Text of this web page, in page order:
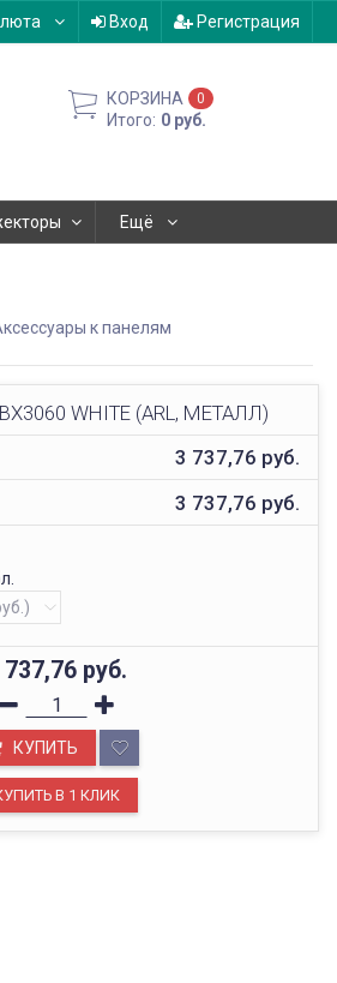
Вход Регистрация
КОРЗИНА 0
Итого: 0 руб.
Ещё
к панелям
WHITE (ARL, МЕТАЛЛ)
3 737,76 руб.
3 737,76 руб.
737,76 руб.
КУПИТЬ